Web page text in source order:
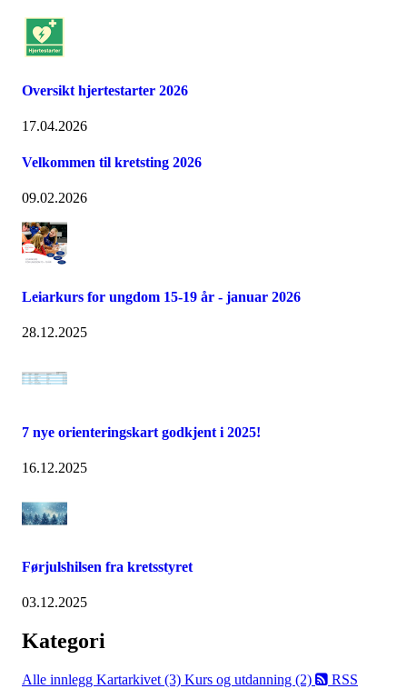
Oversikt hjertestarter 2026
17.04.2026
Velkommen til kretsting 2026
09.02.2026
Leiarkurs for ungdom 15-19 år - januar 2026
28.12.2025
7 nye orienteringskart godkjent i 2025!
16.12.2025
Førjulshilsen fra kretsstyret
03.12.2025
Kategori
Alle innlegg Kartarkivet (3) Kurs og utdanning (2) RSS